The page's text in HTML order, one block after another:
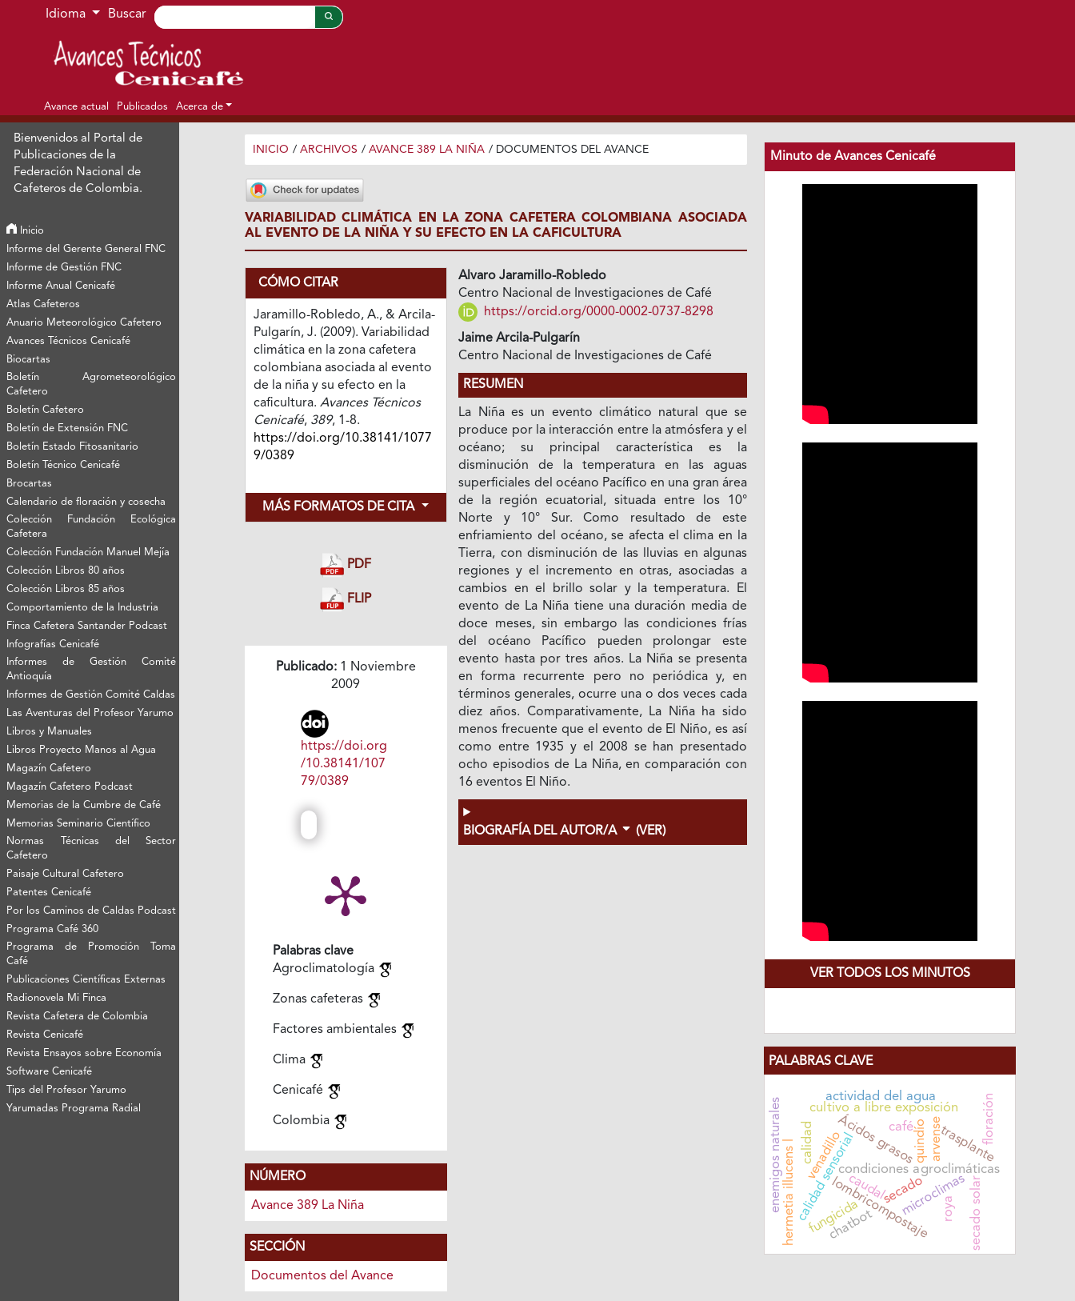
Ir al menú de navegación principal
Ir al contenido principal
Ir al pie de página del sitio
Idioma Buscar
Avance actual Publicados Acerca de
Bienvenidos al Portal de
Publicaciones de la
Federación Nacional de
Cafeteros de Colombia.
Inicio
Informe del Gerente General FNC
Informe de Gestión FNC
Informe Anual Cenicafé
Atlas Cafeteros
Anuario Meteorológico Cafetero
Avances Técnicos Cenicafé
Biocartas
Boletín Agrometeorológico
Cafetero
Boletín Cafetero
Boletín de Extensión FNC
Boletín Estado Fitosanitario
Boletín Técnico Cenicafé
Brocartas
Calendario de floración y cosecha
Colección Fundación Ecológica
Cafetera
Colección Fundación Manuel Mejía
Colección Libros 80 años
Colección Libros 85 años
Comportamiento de la Industria
Finca Cafetera Santander Podcast
Infografías Cenicafé
Informes de Gestión Comité
Antioquía
Informes de Gestión Comité Caldas
Las Aventuras del Profesor Yarumo
Libros y Manuales
Libros Proyecto Manos al Agua
Magazín Cafetero
Magazín Cafetero Podcast
Memorias de la Cumbre de Café
Memorias Seminario Científico
Normas Técnicas del Sector
Cafetero
Paisaje Cultural Cafetero
Patentes Cenicafé
Por los Caminos de Caldas Podcast
Programa Café 360
Programa de Promoción Toma
Café
Publicaciones Científicas Externas
Radionovela Mi Finca
Revista Cafetera de Colombia
Revista Cenicafé
Revista Ensayos sobre Economía
Software Cenicafé
Tips del Profesor Yarumo
Yarumadas Programa Radial
INICIO / ARCHIVOS / AVANCE 389 LA NIÑA / DOCUMENTOS DEL AVANCE
VARIABILIDAD CLIMÁTICA EN LA ZONA CAFETERA COLOMBIANA ASOCIADA
AL EVENTO DE LA NIÑA Y SU EFECTO EN LA CAFICULTURA
CÓMO CITAR
Jaramillo-Robledo, A., & Arcila-
Pulgarín, J. (2009). Variabilidad
climática en la zona cafetera
colombiana asociada al evento
de la niña y su efecto en la
caficultura. Avances Técnicos
Cenicafé, 389, 1-8.
https://doi.org/10.38141/1077
9/0389
MÁS FORMATOS DE CITA
PDF
FLIP
Publicado:1 Noviembre
2009
https://doi.org
/10.38141/107
79/0389
Palabras clave
Agroclimatología
Zonas cafeteras
Factores ambientales
Clima
Cenicafé
Colombia
NÚMERO
Avance 389 La Niña
SECCIÓN
Documentos del Avance
Alvaro Jaramillo-Robledo
Centro Nacional de Investigaciones de Café
https://orcid.org/0000-0002-0737-8298
Jaime Arcila-Pulgarín
Centro Nacional de Investigaciones de Café
RESUMEN
La Niña es un evento climático natural que se
produce por la interacción entre la atmósfera y el
océano; su principal característica es la
disminución de la temperatura en las aguas
superficiales del océano Pacífico en una gran área
de la región ecuatorial, situada entre los 10°
Norte y 10° Sur. Como resultado de este
enfriamiento del océano, se afecta el clima en la
Tierra, con disminución de las lluvias en algunas
regiones y el incremento en otras, asociadas a
cambios en el brillo solar y la temperatura. El
evento de La Niña tiene una duración media de
doce meses, sin embargo las condiciones frías
del océano Pacífico pueden prolongar este
evento hasta por tres años. La Niña se presenta
en forma recurrente pero no periódica y, en
términos generales, ocurre una o dos veces cada
diez años. Comparativamente, La Niña ha sido
menos frecuente que el evento de El Niño, es así
como entre 1935 y el 2008 se han presentado
ocho episodios de La Niña, en comparación con
16 eventos El Niño.
BIOGRAFÍA DEL AUTOR/A (VER)
Minuto de Avances Cenicafé
VER TODOS LOS MINUTOS
PALABRAS CLAVE
Ácidos grasos
condiciones agroclimáticas
calidad sensorial quindío
hermetia illucens l lombricompostaje roya
fungicida
chatbot
microclimas
cultivo a libre exposición
actividad del agua
café arvense
venadillo
enemigos naturales calidad
caudal
trasplante
secado solar
floración
secado